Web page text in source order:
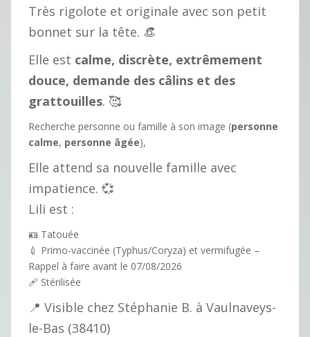
Très rigolote et originale avec son petit
bonnet sur la tête. 👒
Elle est calme, discrète, extrêmement
douce, demande des câlins et des
grattouilles. 🥰
Recherche personne ou famille à son image (personne
calme, personne âgée),
Elle attend sa nouvelle famille avec
impatience. 💞
Lili est :
🪪 Tatouée
💉 Primo-vaccinée (Typhus/Coryza) et vermifugée –
Rappel à faire avant le 07/08/2026
🩹 Stérilisée
📍 Visible chez Stéphanie B. à Vaulnaveys-
le-Bas (38410)